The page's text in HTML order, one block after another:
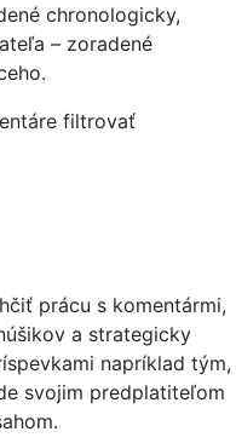
chronologicky,
– zoradené
filtrovať
prácu s komentármi,
a strategicky
napríklad tým,
svojim predplatiteľom